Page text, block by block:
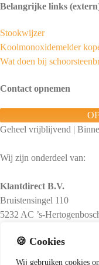
🍪 Cookies
Wij gebruiken cookies
Belangrijke links
Stookwijzer
Koolmonoxidemelder
Wat doen bij
Contact opnemen
Geheel vrijblijvend |
Wij zijn onderdeel van:
Klantdirect B.V.
Bruistensingel 110
5232 AC ’s-
KvK-nummer: 73518050